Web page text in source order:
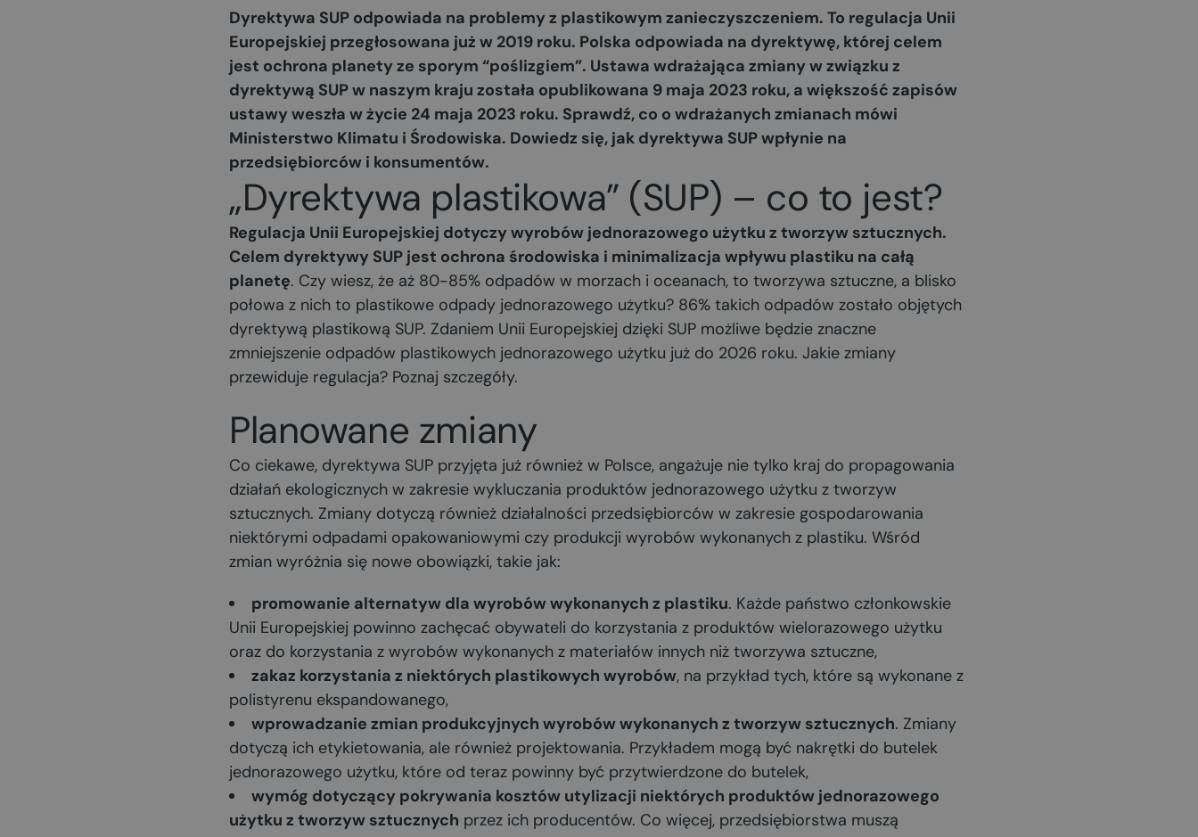
Dyrektywa SUP odpowiada na problemy z plastikowym zanieczyszczeniem. To regulacja Unii
Europejskiej przegłosowana już w 2019 roku. Polska odpowiada na dyrektywę, której celem
jest ochrona planety ze sporym “poślizgiem”. Ustawa wdrażająca zmiany w związku z
dyrektywą SUP w naszym kraju została opublikowana 9 maja 2023 roku, a większość zapisów
ustawy weszła w życie 24 maja 2023 roku. Sprawdź, co o wdrażanych zmianach mówi
Ministerstwo Klimatu i Środowiska. Dowiedz się, jak dyrektywa SUP wpłynie na
przedsiębiorców i konsumentów.
„Dyrektywa plastikowa” (SUP) – co to jest?
Regulacja Unii Europejskiej dotyczy wyrobów jednorazowego użytku z tworzyw sztucznych.
Celem dyrektywy SUP jest ochrona środowiska i minimalizacja wpływu plastiku na całą
planetę. Czy wiesz, że aż 80-85% odpadów w morzach i oceanach, to tworzywa sztuczne, a blisko
połowa z nich to plastikowe odpady jednorazowego użytku? 86% takich odpadów zostało objętych
dyrektywą plastikową SUP. Zdaniem Unii Europejskiej dzięki SUP możliwe będzie znaczne
zmniejszenie odpadów plastikowych jednorazowego użytku już do 2026 roku. Jakie zmiany
przewiduje regulacja? Poznaj szczegóły.
Planowane zmiany
Co ciekawe, dyrektywa SUP przyjęta już również w Polsce, angażuje nie tylko kraj do propagowania
działań ekologicznych w zakresie wykluczania produktów jednorazowego użytku z tworzyw
sztucznych. Zmiany dotyczą również działalności przedsiębiorców w zakresie gospodarowania
niektórymi odpadami opakowaniowymi czy produkcji wyrobów wykonanych z plastiku. Wśród
zmian wyróżnia się nowe obowiązki, takie jak:
promowanie alternatyw dla wyrobów wykonanych z plastiku. Każde państwo członkowskie
Unii Europejskiej powinno zachęcać obywateli do korzystania z produktów wielorazowego użytku
oraz do korzystania z wyrobów wykonanych z materiałów innych niż tworzywa sztuczne,
zakaz korzystania z niektórych plastikowych wyrobów, na przykład tych, które są wykonane z
polistyrenu ekspandowanego,
wprowadzanie zmian produkcyjnych wyrobów wykonanych z tworzyw sztucznych. Zmiany
dotyczą ich etykietowania, ale również projektowania. Przykładem mogą być nakrętki do butelek
jednorazowego użytku, które od teraz powinny być przytwierdzone do butelek,
wymóg dotyczący pokrywania kosztów utylizacji niektórych produktów jednorazowego
użytku z tworzyw sztucznych przez ich producentów. Co więcej, przedsiębiorstwa muszą